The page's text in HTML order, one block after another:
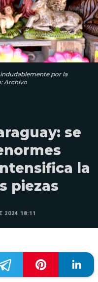
por la
Archivo
se
la
piezas
2024 18:11